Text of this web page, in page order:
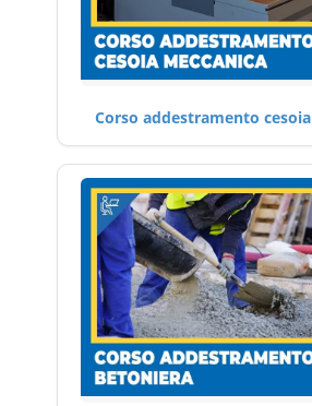
Corso addestramento